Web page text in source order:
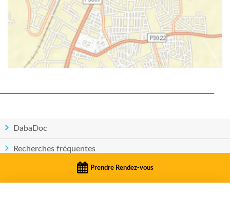
Prendre Rendez-vous
DabaDoc
Recherches fréquentes